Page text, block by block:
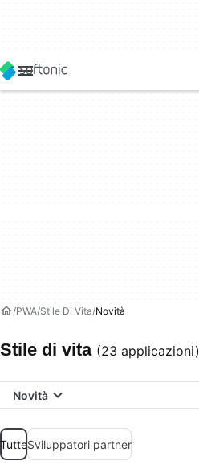
PWA Stile Di Vita Novità
Stile di vita (23 applicazioni)
Novità
TutteSviluppatori partner